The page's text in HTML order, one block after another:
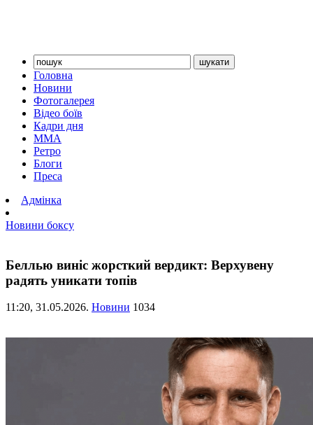
Головна
Новини
Фотогалерея
Відео боїв
Кадри дня
ММА
Ретро
Блоги
Преса
Адмінка
Новини боксу
Беллью виніс жорсткий вердикт: Верхувену
радять уникати топів
11:20, 31.05.2026. Новини 1034